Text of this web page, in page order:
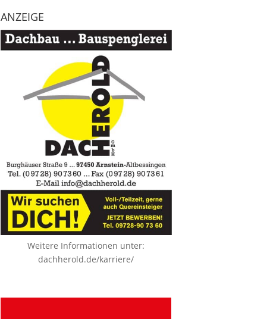
ANZEIGE
Weitere Informationen unter:
dachherold.de/karriere/